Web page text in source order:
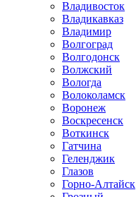
Владивосток
Владикавказ
Владимир
Волгоград
Волгодонск
Волжский
Вологда
Волоколамск
Воронеж
Воскресенск
Воткинск
Гатчина
Геленджик
Глазов
Горно-Алтайск